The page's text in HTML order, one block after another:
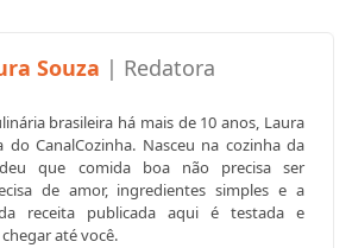
Souza
brasileira há mais de 10 anos, Laura
do CanalCozinha. Nasceu na cozinha da
que comida boa não precisa ser
de amor, ingredientes simples e a
receita publicada aqui é testada e
até você.